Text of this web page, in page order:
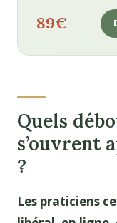
89€
Quels
s’ouvrent
?
Les praticiens